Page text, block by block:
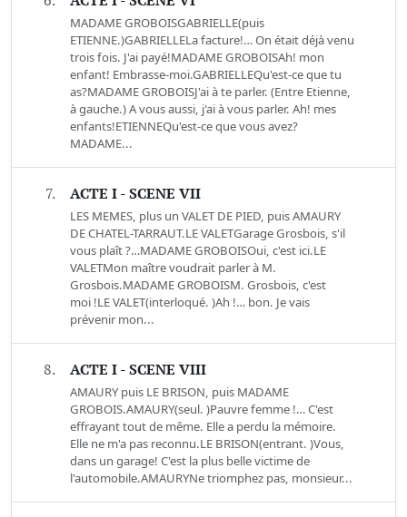
MADAME GROBOISGABRIELLE(puis
ETIENNE.)GABRIELLELa facture!… On était déjà venu
trois fois. J'ai payé!MADAME GROBOISAh! mon
enfant! Embrasse-moi.GABRIELLEQu'est-ce que tu
as?MADAME GROBOISJ'ai à te parler. (Entre Etienne,
à gauche.) A vous aussi, j'ai à vous parler. Ah! mes
enfants!ETIENNEQu'est-ce que vous avez?
MADAME...
7. ACTE I - SCENE VII
LES MEMES, plus un VALET DE PIED, puis AMAURY
DE CHATEL-TARRAUT.LE VALETGarage Grosbois, s'il
vous plaît ?…MADAME GROBOISOui, c'est ici.LE
VALETMon maître voudrait parler à M.
Grosbois.MADAME GROBOISM. Grosbois, c'est
moi !LE VALET(interloqué. )Ah !… bon. Je vais
prévenir mon...
8. ACTE I - SCENE VIII
AMAURY puis LE BRISON, puis MADAME
GROBOIS.AMAURY(seul. )Pauvre femme !… C'est
effrayant tout de même. Elle a perdu la mémoire.
Elle ne m'a pas reconnu.LE BRISON(entrant. )Vous,
dans un garage! C'est la plus belle victime de
l'automobile.AMAURYNe triomphez pas, monsieur...